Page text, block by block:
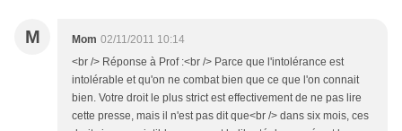
M Mom 02/11/2011 10:14
<br /> Réponse à Prof :<br /> Parce que l'intolérance est
intolérable et qu'on ne combat bien que ce que l'on connait
bien. Votre droit le plus strict est effectivement de ne pas lire
cette presse, mais il n'est pas dit que<br /> dans six mois, ces